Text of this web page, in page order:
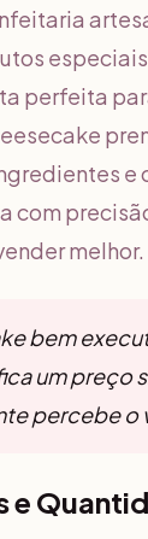
perfeita
e
com
melhor.
bem
um preço
percebe o
e